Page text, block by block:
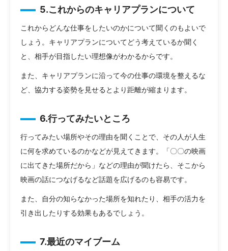
5.これからのキャリアプランについて
これからどんな仕事をしたいのかについて聞くのもよいで
しょう。キャリアプランについてどう考えているか聞く
と、相手が目指したい理想像がわかるからです。
また、キャリアプランに沿って今の仕事の環境を整えるな
ど、協力する姿勢を見せるとより距離が縮まります。
6.行ってみたいところ
行ってみたい場所やその理由を聞くことで、その人が人生
に何を求めているのかなどが見えてきます。「〇〇の映画
に出てきた場所だから」などの理由が聞けたら、そこから
映画の話につなげるなど話題を広げるのも容易です。
また、自分の知らなかった場所を知れたり、相手の活力を
引き出したりする効果もあるでしょう。
7.最近のマイブーム